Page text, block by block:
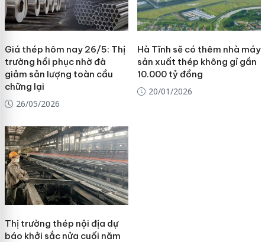
Giá thép hôm nay 26/5: Thị
trường hồi phục nhờ đà
giảm sản lượng toàn cầu
chững lại
26/05/2026
Hà Tĩnh sẽ có thêm nhà máy
sản xuất thép không gỉ gần
10.000 tỷ đồng
20/01/2026
Thị trường thép nội địa dự
báo khởi sắc nửa cuối năm